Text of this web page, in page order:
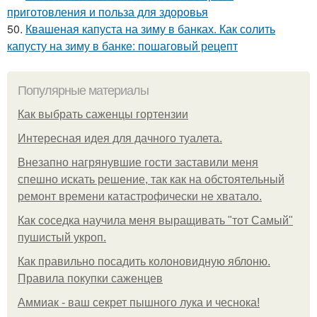
приготовления и польза для здоровья
50. Квашеная капуста на зиму в банках. Как солить
капусту на зиму в банке: пошаговый рецепт
Популярные материалы
Как выбрать саженцы гортензии
Интересная идея для дачного туалета.
Внезапно нагрянувшие гости заставили меня
спешно искать решение, так как на обстоятельный
ремонт времени катастрофически не хватало.
Как соседка научила меня выращивать "тот Самый"
пушистый укроп.
Как правильно посадить колоновидную яблоню.
Правила покупки саженцев
Аммиак - ваш секрет пышного лука и чеснока!